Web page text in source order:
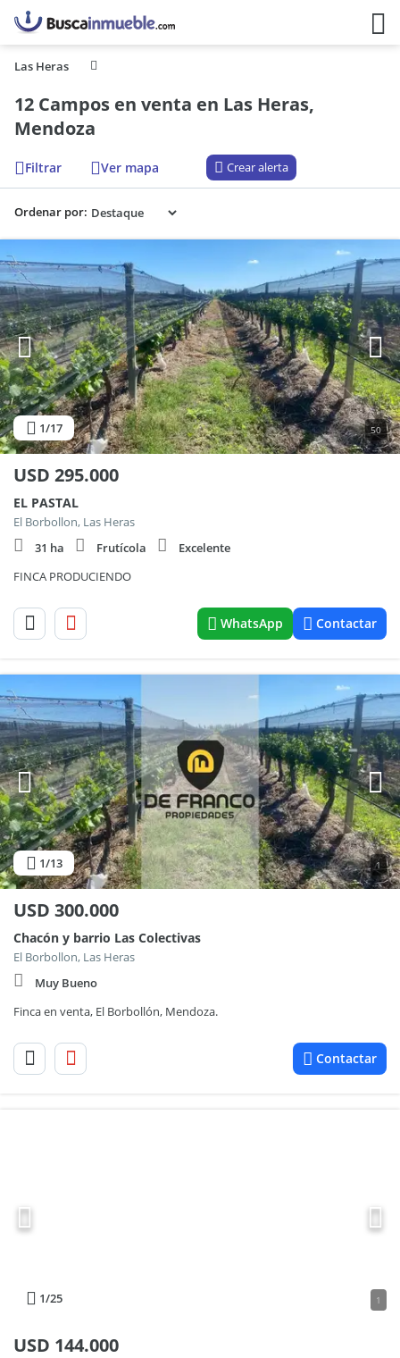
Las Heras
12 Campos en venta en Las Heras,
Mendoza
Filtrar Ver mapa Crear alerta
Ordenar por:
1/17 50
USD 295.000
EL PASTAL
El Borbollon, Las Heras
31 ha
Frutícola
Excelente
FINCA PRODUCIENDO
WhatsApp Contactar
1/13 1
USD 300.000
Chacón y barrio Las Colectivas
El Borbollon, Las Heras
Muy Bueno
Finca en venta, El Borbollón, Mendoza.
Contactar
1/25 1
USD 144.000